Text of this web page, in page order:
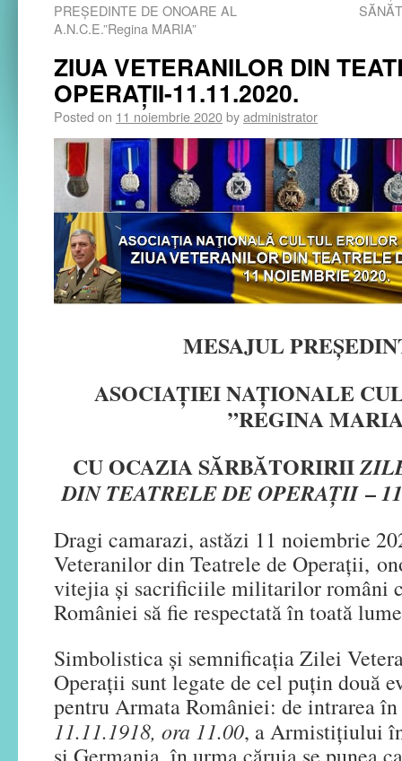
PREȘEDINTE DE ONOARE AL
A.N.C.E.”Regina MARIA”
ZIUA VETERANILOR DIN
OPERAȚII-11.11.2020.
Posted on 11 noiembrie 2020byadministrator
MESAJUL
ASOCIAȚIEI NAȚIONALE
”REGINA
CU OCAZIA SĂRBĂTORIRII
DIN TEATRELE DE OPERAȚII –
Dragi camarazi, astăzi 11 noiembrie
Veteranilor din Teatrele de Operații,
vitejia și sacrificiile militarilor români
României să fie respectată în toată
Simbolistica și semnificația Zilei
Operații sunt legate de cel puțin două
pentru Armata României: de intrarea
11.11.1918, ora 11.00, a Armistiţiului